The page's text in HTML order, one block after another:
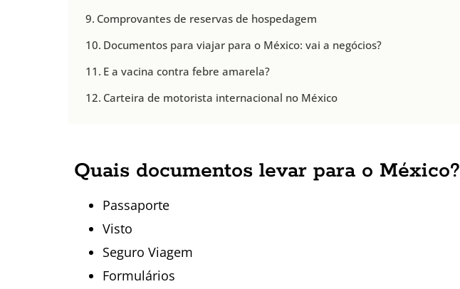
Comprovantes de reservas de hospedagem
Documentos para viajar para o México: vai a negócios?
E a vacina contra febre amarela?
Carteira de motorista internacional no México
Quais documentos levar para o México?
Passaporte
Visto
Seguro Viagem
Formulários